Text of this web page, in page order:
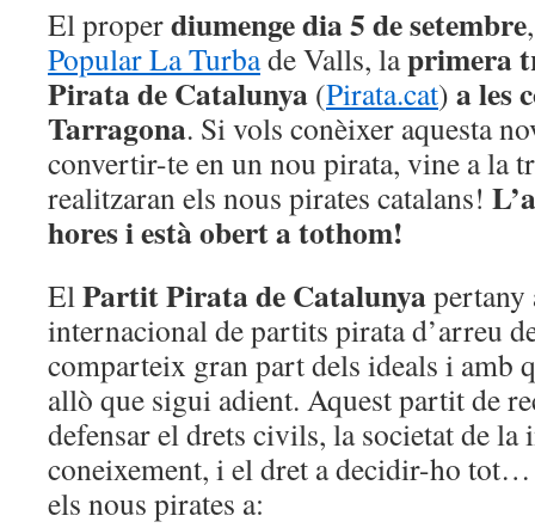
El properdiumenge dia 5 de setembre
Popular La Turbade Valls, laprimera
Pirata de Catalunya (Pirata.cat) a les
Tarragona. Si vols conèixer aquesta
convertir-te en un nou pirata, vine a la
realitzaran els nous pirates catalans!
hores i està obert a tothom!
ElPartit Pirata de Catalunyapertany
internacional de partits pirata d’arreu
comparteix gran part dels ideals i amb
allò que sigui adient. Aquest partit de
defensar el drets civils, la societat de
coneixement, i el dret a decidir-ho tot…
els nous pirates a: